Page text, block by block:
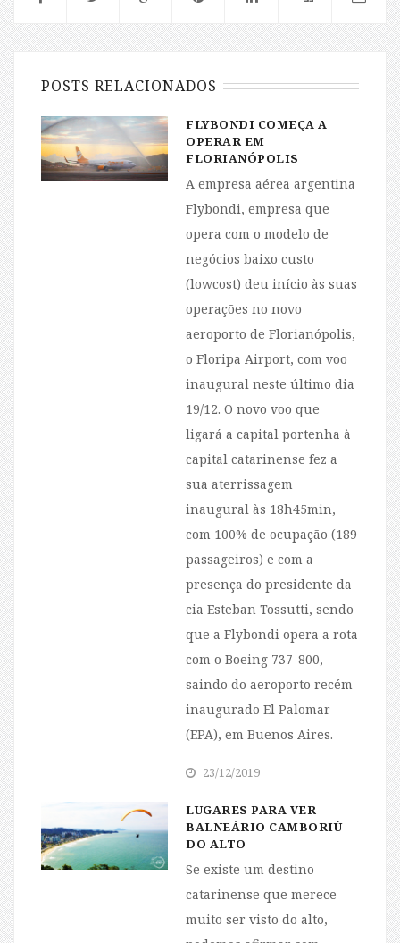
POSTS RELACIONADOS
FLYBONDI COMEÇA A
OPERAR EM
FLORIANÓPOLIS
A empresa aérea argentina
Flybondi, empresa que
opera com o modelo de
negócios baixo custo
(lowcost) deu início às suas
operações no novo
aeroporto de Florianópolis,
o Floripa Airport, com voo
inaugural neste último dia
19/12. O novo voo que
ligará a capital portenha à
capital catarinense fez a
sua aterrissagem
inaugural às 18h45min,
com 100% de ocupação (189
passageiros) e com a
presença do presidente da
cia Esteban Tossutti, sendo
que a Flybondi opera a rota
com o Boeing 737-800,
saindo do aeroporto recém-
inaugurado El Palomar
(EPA), em Buenos Aires.
23/12/2019
LUGARES PARA VER
BALNEÁRIO CAMBORIÚ
DO ALTO
Se existe um destino
catarinense que merece
muito ser visto do alto,